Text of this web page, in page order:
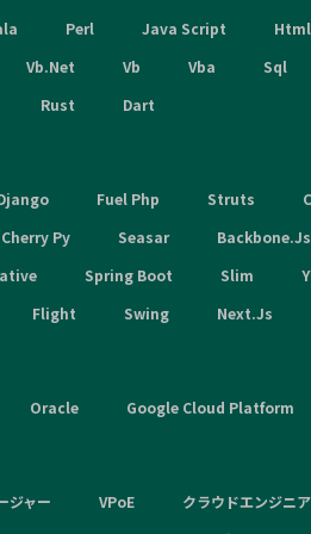
Perl Java Script Html
Vb.Net Vb Vba Sql
Rust Dart
Fuel Php Struts
Cherry Py Seasar Backbone.Js
Spring Boot Slim
Flight Swing Next.Js
Oracle Google Cloud Platform
ジャー VPoE クラウドエンジニア